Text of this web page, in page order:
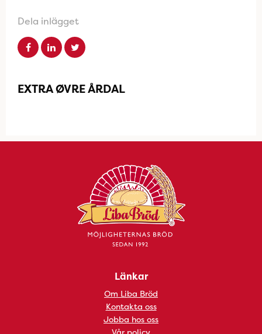
Dela inlägget
EXTRA ØVRE ÅRDAL
Länkar
Om Liba Bröd
Kontakta oss
Jobba hos oss